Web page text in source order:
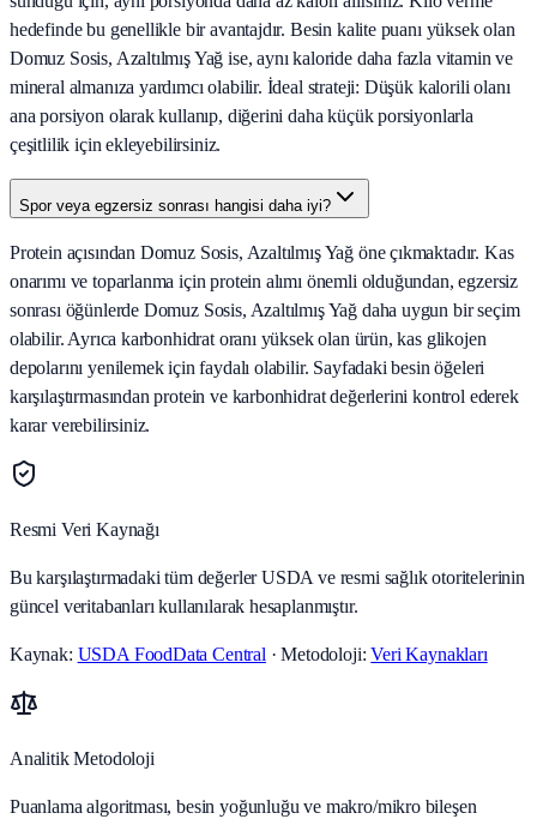
hedefinde bu genellikle bir avantajdır. Besin kalite puanı yüksek olan
Domuz Sosis, Azaltılmış Yağ ise, aynı kaloride daha fazla vitamin ve
mineral almanıza yardımcı olabilir. İdeal strateji: Düşük kalorili olanı
ana porsiyon olarak kullanıp, diğerini daha küçük porsiyonlarla
çeşitlilik için ekleyebilirsiniz.
Spor veya egzersiz sonrası hangisi daha iyi?
Protein açısından Domuz Sosis, Azaltılmış Yağ öne çıkmaktadır. Kas
onarımı ve toparlanma için protein alımı önemli olduğundan, egzersiz
sonrası öğünlerde Domuz Sosis, Azaltılmış Yağ daha uygun bir seçim
olabilir. Ayrıca karbonhidrat oranı yüksek olan ürün, kas glikojen
depolarını yenilemek için faydalı olabilir. Sayfadaki besin öğeleri
karşılaştırmasından protein ve karbonhidrat değerlerini kontrol ederek
karar verebilirsiniz.
Resmi Veri Kaynağı
Bu karşılaştırmadaki tüm değerler USDA ve resmi sağlık otoritelerinin
güncel veritabanları kullanılarak hesaplanmıştır.
Kaynak: USDA FoodData Central · Metodoloji:Veri Kaynakları
Analitik Metodoloji
Puanlama algoritması, besin yoğunluğu ve makro/mikro bileşen